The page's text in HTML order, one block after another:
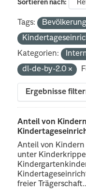
Sortieren nach
Tags:
Kategorien:
dl-de-by-2.0
Ergebnisse
Anteil von
Anteil von
unter
freier